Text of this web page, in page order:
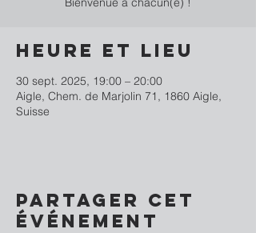
Heure et lieu
30 sept. 2025, 19:00 – 20:00
Aigle, Chem. de Marjolin 71, 1860 Aigle,
Suisse
Partager cet
événement